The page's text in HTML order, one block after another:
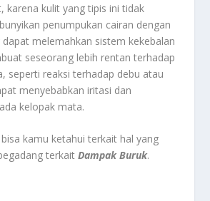
karena kulit yang tipis ini tidak
penumpukan cairan dengan
dapat melemahkan sistem kekebalan
seseorang lebih rentan terhadap
seperti reaksi terhadap debu atau
menyebabkan iritasi dan
kelopak mata.
kamu ketahui terkait hal yang
terkaitDampak Buruk.